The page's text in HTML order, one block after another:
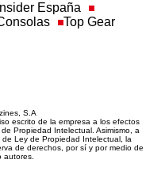
España
Top Gear
S.A
escrito de la empresa a los efectos
Propiedad Intelectual. Asimismo, a
Ley de Propiedad Intelectual, la
de derechos, por sí y por medio de
autores.